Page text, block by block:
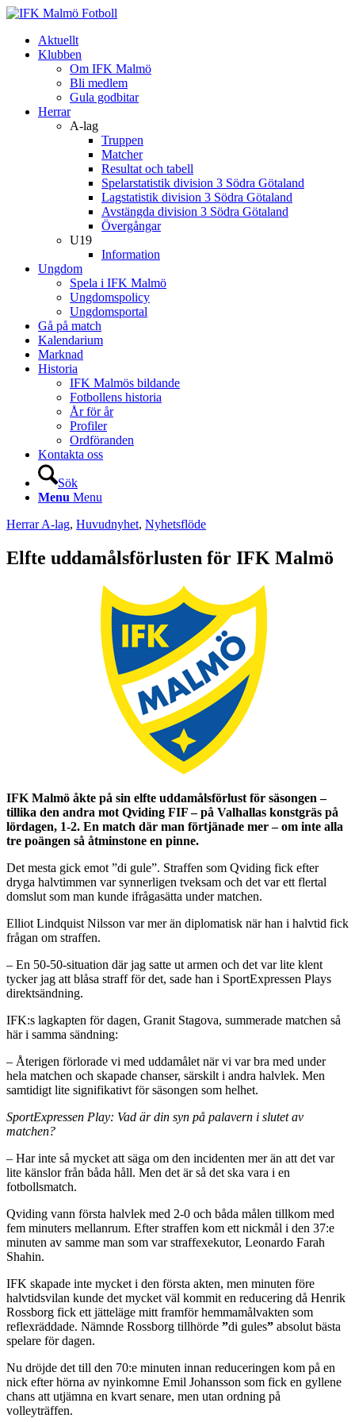
Aktuellt
Klubben
Om IFK Malmö
Bli medlem
Gula godbitar
Herrar
A-lag
Truppen
Matcher
Resultat och tabell
Spelarstatistik division 3 Södra Götaland
Lagstatistik division 3 Södra Götaland
Avstängda division 3 Södra Götaland
Övergångar
U19
Information
Ungdom
Spela i IFK Malmö
Ungdomspolicy
Ungdomsportal
Gå på match
Kalendarium
Marknad
Historia
IFK Malmös bildande
Fotbollens historia
År för år
Profiler
Ordföranden
Kontakta oss
Sök
Menu Menu
Herrar A-lag, Huvudnyhet, Nyhetsflöde
Elfte uddamålsförlusten för IFK Malmö
IFK Malmö åkte på sin elfte uddamålsförlust för säsongen –
tillika den andra mot Qviding FIF– på Valhallas konstgräs på
lördagen, 1-2. En match där man förtjänade mer – om inte alla
tre poängen så åtminstone en pinne.
Det mesta gick emot ”di gule”. Straffen som Qviding fick efter
dryga halvtimmen var synnerligen tveksam och det var ett flertal
domslut som man kunde ifrågasätta under matchen.
Elliot Lindquist Nilsson var mer än diplomatisk när han i halvtid fick
frågan om straffen.
– En 50-50-situation där jag satte ut armen och det var lite klent
tycker jag att blåsa straff för det, sade han i SportExpressen Plays
direktsändning.
IFK:s lagkapten för dagen, Granit Stagova, summerade matchen så
här i samma sändning:
– Återigen förlorade vi med uddamålet när vi var bra med under
hela matchen och skapade chanser, särskilt i andra halvlek. Men
samtidigt lite signifikativt för säsongen som helhet.
SportExpressen Play: Vad är din syn på palavern i slutet av
matchen?
– Har inte så mycket att säga om den incidenten mer än att det var
lite känslor från båda håll. Men det är så det ska vara i en
fotbollsmatch.
Qviding vann första halvlek med 2-0 och båda målen tillkom med
fem minuters mellanrum. Efter straffen kom ett nickmål i den 37:e
minuten av samme man som var straffexekutor, Leonardo Farah
Shahin.
IFK skapade inte mycket i den första akten, men minuten före
halvtidsvilan kunde det mycket väl kommit en reducering då Henrik
Rossborg fick ett jätteläge mitt framför hemmamålvakten som
reflexräddade. Nämnde Rossborg tillhörde ”di gules” absolut bästa
spelare för dagen.
Nu dröjde det till den 70:e minuten innan reduceringen kom på en
nick efter hörna av nyinkomne Emil Johansson som fick en gyllene
chans att utjämna en kvart senare, men utan ordning på
volleyträffen.